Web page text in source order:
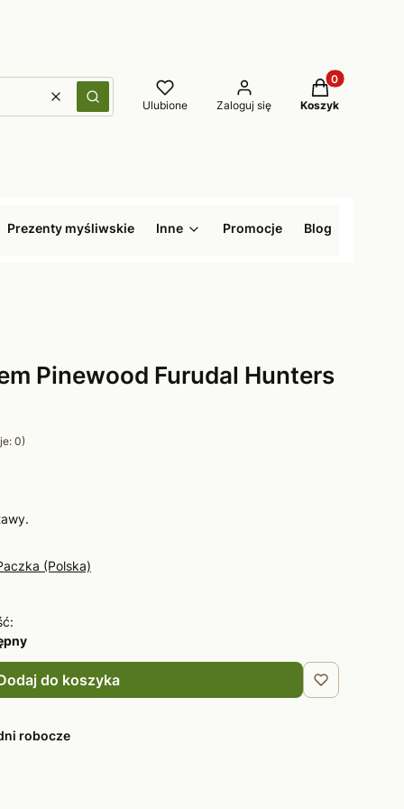
WyczyśćSzukaj Ulubione Zaloguj się
Produkty w
Koszyk
Prezenty myśliwskie Inne Promocje Blog
Pinewood Furudal Hunters
0)
(Polska)
do koszyka
robocze